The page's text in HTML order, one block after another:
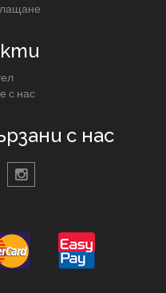
с нас
с нас